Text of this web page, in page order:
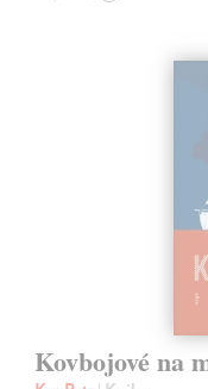
Kovbojové na